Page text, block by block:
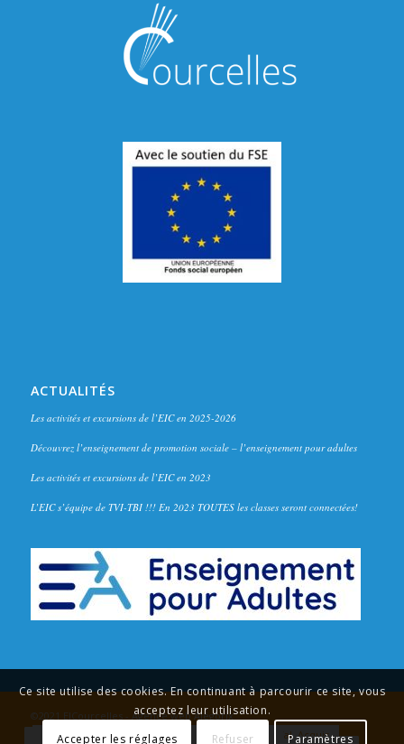
ACTUALITÉS
Les activités et excursions de l’EIC en 2025-2026
Découvrez l’enseignement de promotion sociale – l’enseignement pour adultes
Les activités et excursions de l’EIC en 2023
L’EIC s’équipe de TVI-TBI !!! En 2023 TOUTES les classes seront connectées!
©2021 EICourcelles - Agence webAlégorix
Accueil
Formations Inscriptions Val. Acquis
Ce site utilise des cookies. En continuant à parcourir ce site, vous
acceptez leur utilisation.
Accepter les réglages
Refuser Paramètres